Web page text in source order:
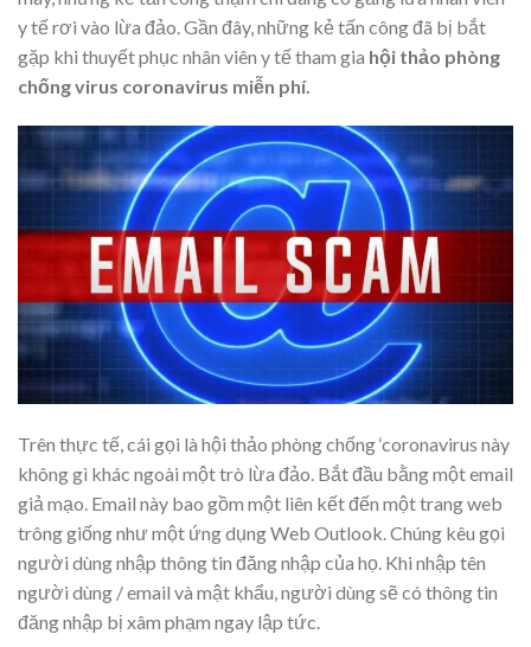
y tế rơi vào lừa đảo. Gần đây, những kẻ tấn công đã bị bắt
gặp khi thuyết phục nhân viên y tế tham gia hội thảo phòng
chống virus coronavirus miễn phí.
Trên thực tế, cái gọi là hội thảo phòng chống ‘coronavirus này
không gì khác ngoài một trò lừa đảo. Bắt đầu bằng một email
giả mạo. Email này bao gồm một liên kết đến một trang web
trông giống như một ứng dụng Web Outlook. Chúng kêu gọi
người dùng nhập thông tin đăng nhập của họ. Khi nhập tên
người dùng / email và mật khẩu, người dùng sẽ có thông tin
đăng nhập bị xâm phạm ngay lập tức.